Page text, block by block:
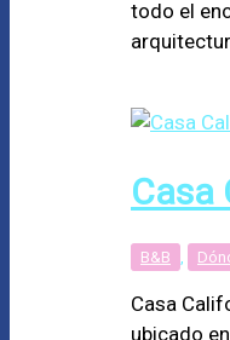
todo el
Casa
B&B
Casa
ubicado